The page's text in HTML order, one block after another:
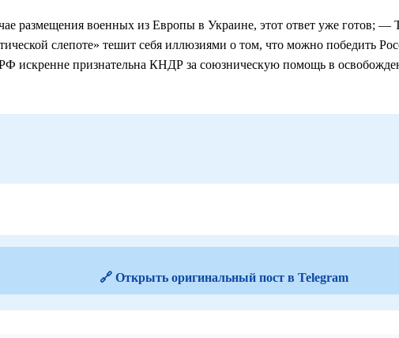
размещения военных из Европы в Украине, этот ответ уже готов;
слепоте» тешит себя иллюзиями о том, что можно победить
искренне признательна КНДР за союзническую помощь в
🔗 Открыть оригинальный пост в Telegram